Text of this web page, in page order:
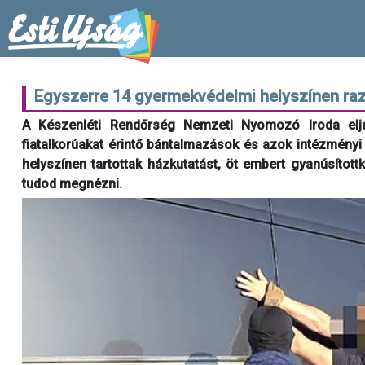
Egyszerre 14 gyermekvédelmi helyszínen
A Készenléti Rendőrség Nemzeti Nyomozó Iroda
fiatalkorúakat érintő bántalmazások és azok
helyszínen tartottak házkutatást, öt embert
tudod megnézni.